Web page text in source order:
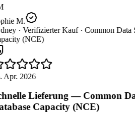
M.
· Verifizierter Kauf · Common Data
(NCE)
Apr. 2026
Lieferung — Common
Capacity (NCE)